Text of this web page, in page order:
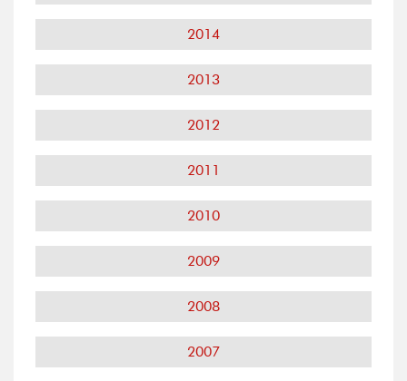
2014
2013
2012
2011
2010
2009
2008
2007